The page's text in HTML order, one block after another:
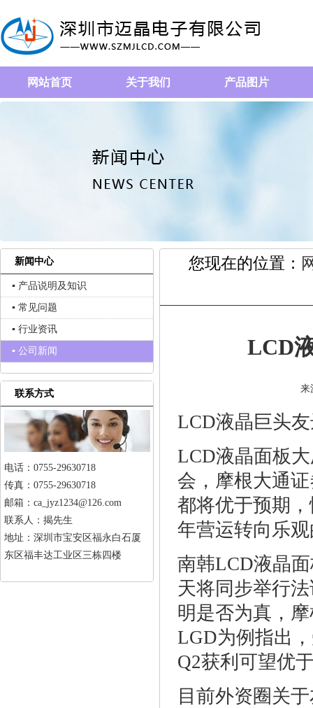
网站首页 关于我们 产品图片
您现在的位置：
LCD
来
LCD液晶巨头
LCD液晶面板
会，摩根大通
都将优于预期
年营运转向乐
南韩LCD液晶
天将同步举行
明是否为真，
LGD为例指出
Q2获利可望优
目前外资圈关
新闻中心
▪ 产品说明及知识
▪ 常见问题
▪ 行业资讯
▪ 公司新闻
联系方式
电话：0755-29630718
传真：0755-29630718
邮箱：ca_jyz1234@126.com
联系人：揭先生
地址：深圳市宝安区福永白石厦
东区福丰达工业区三栋四楼